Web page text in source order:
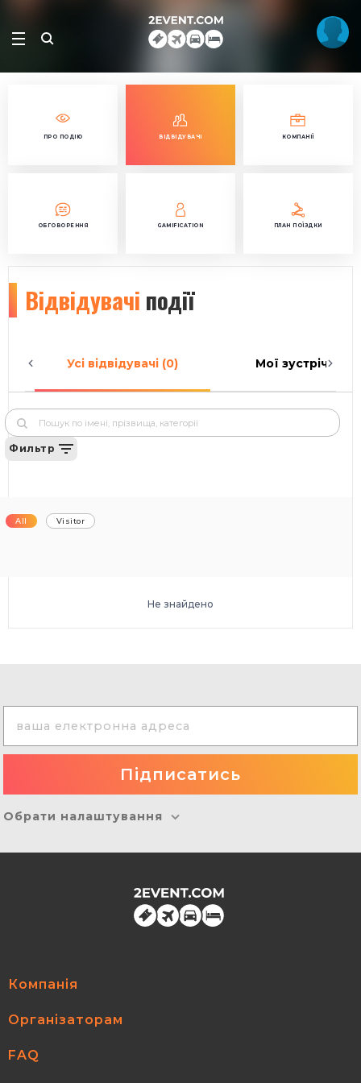
ПРО ПОДІЮ ВІДВІДУВАЧІ КОМПАНІЇ
ОБГОВОРЕННЯ GAMIFICATION ПЛАН ПОЇЗДКИ
Відвідувачі події
Усі відвідувачі (0) Мої зустрічі (0)
Фильтр
All Visitor
Не знайдено
Обрати налаштування
Компанія
Організаторам
FAQ